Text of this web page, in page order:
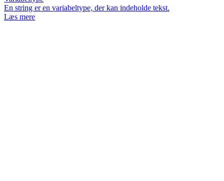
En string er en variabeltype, der kan indeholde tekst.
Læs mere